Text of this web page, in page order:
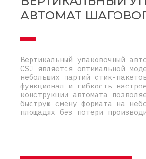
АВТОМАТ
Вертикальный упаковочный
CSJ является оптимальной
небольших партий стик-
функционал и гибкость
конструкции автомата
быструю смену формата на
площадях без потери